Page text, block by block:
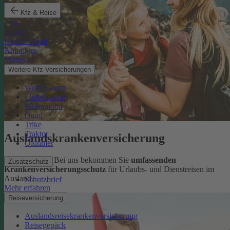
Kfz & Reise
Pkw
E-Auto
Kleinkraftrad
Anhänger
Motorrad
Weitere Kfz-Versicherungen
Wohnwagen
Lieferwagen
Wohnmobil
Quad
Trike
Traktor
Oldtimer
Zusatzschutz
Schutzbrief
Reiseversicherung
Auslandsreisekrankenversicherung
Reisegepäck
Auslandskrankenversicherung
Sorglos reisen: Bei uns bekommen Sie umfassenden
Krankenversicherungsschutz für Urlaubs- und Dienstreisen im
Ausland.
Mehr erfahren